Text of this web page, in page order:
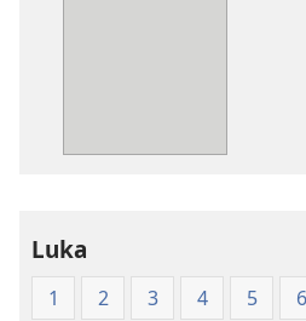
Luka
1 2 3 4 5 6